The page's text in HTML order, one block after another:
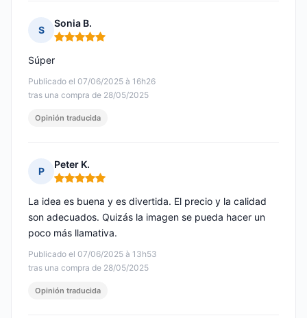
S
Sonia B.
Nota: 5 de 5
Publicado el 07/06/2025 à 16h26
tras una compra de 28/05/2025
Súper
Opinión traducida
P
Peter K.
Nota: 5 de 5
Publicado el 07/06/2025 à 13h53
tras una compra de 28/05/2025
La idea es buena y es divertida. El precio y la calidad
son adecuados. Quizás la imagen se pueda hacer un
poco más llamativa.
Opinión traducida